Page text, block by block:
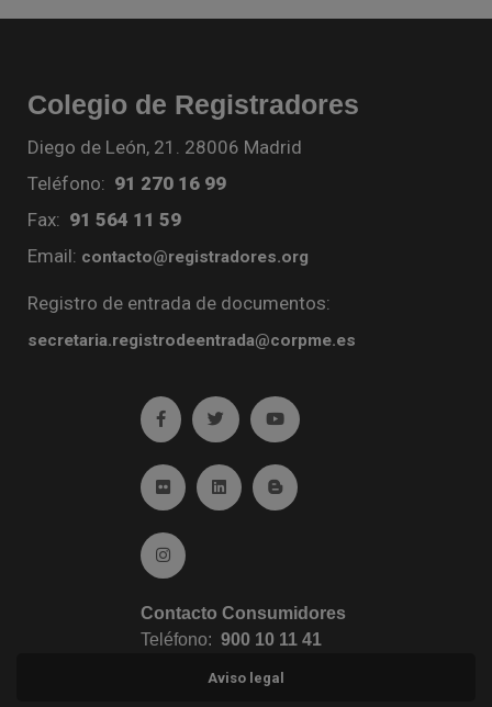
Colegio de Registradores
Diego de León, 21. 28006 Madrid
Teléfono: 91 270 16 99
Fax: 91 564 11 59
Email: contacto@registradores.org
Registro de entrada de documentos:
secretaria.registrodeentrada@corpme.es
Ir a facebook (abre en ventana nueva)
Ir a twitter (abre en ventana nueva)
Ir a YouTube (abre en
Ir a Flickr (abre en ventana nueva)
Ir a Linkedin (abre en ventana nueva)
Ir al Blog (abre en ventana
Ir a Instagram (abre en ventana nueva)
Contacto Consumidores
Teléfono: 900 10 11 41
Aviso legal